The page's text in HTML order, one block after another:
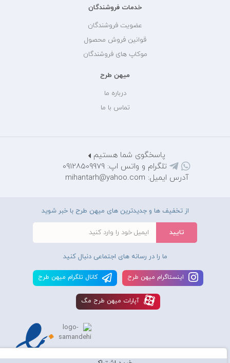
خدمات فروشندگان
عضویت فروشندگان
قوانین فروش محصول
موکاپ های فروشندگان
میهن طرح
درباره ما
تماس با ما
پاسخگوی شما هستیم
تلگرام و واتس اپ: 09128509979
آدرس ایمیل: mihantarh@yahoo.com
از تخفیف ها و جدیدترین های میهن طرح با خبر شوید
ما را در رسانه های اجتماعی دنبال کنید
اينستاگرام ميهن طرح کانال تلگرام ميهن طرح
آپارات ميهن طرح مگ